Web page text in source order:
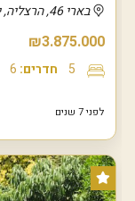
בארי 46, הרצליה, ישראל
₪3.875.000
5 חדרים: 6
לפני 7 שנים